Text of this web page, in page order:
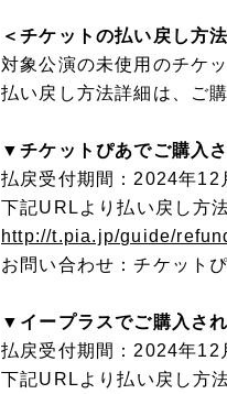
＜チケットの払い戻し方
対象公演の未使用のチケ
払い戻し方法詳細は、ご
▼チケットぴあでご購入
払戻受付期間：2024年
下記URLより払い戻し⽅
http://t.pia.jp/guide/
お問い合わせ：チケット
▼イープラスでご購入さ
払戻受付期間：2024年
下記URLより払い戻し⽅